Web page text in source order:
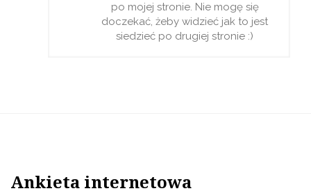
po mojej stronie. Nie mogę się
doczekać, żeby widzieć jak to jest
siedzieć po drugiej stronie :)
Ankieta internetowa